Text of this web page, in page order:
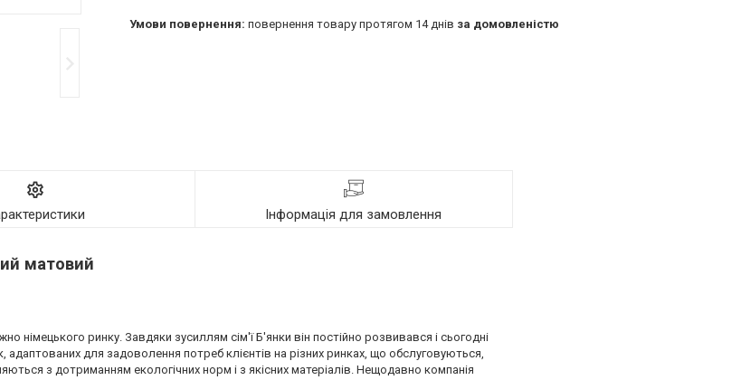
повернення товару протягом 14 днів за домовленістю
Інформація для замовлення
матовий
німецького ринку. Завдяки зусиллям сім'ї Б'янки він постійно розвивався і сьогодні
для задоволення потреб клієнтів на різних ринках, що обслуговуються,
з дотриманням екологічних норм і з якісних матеріалів. Нещодавно компанія